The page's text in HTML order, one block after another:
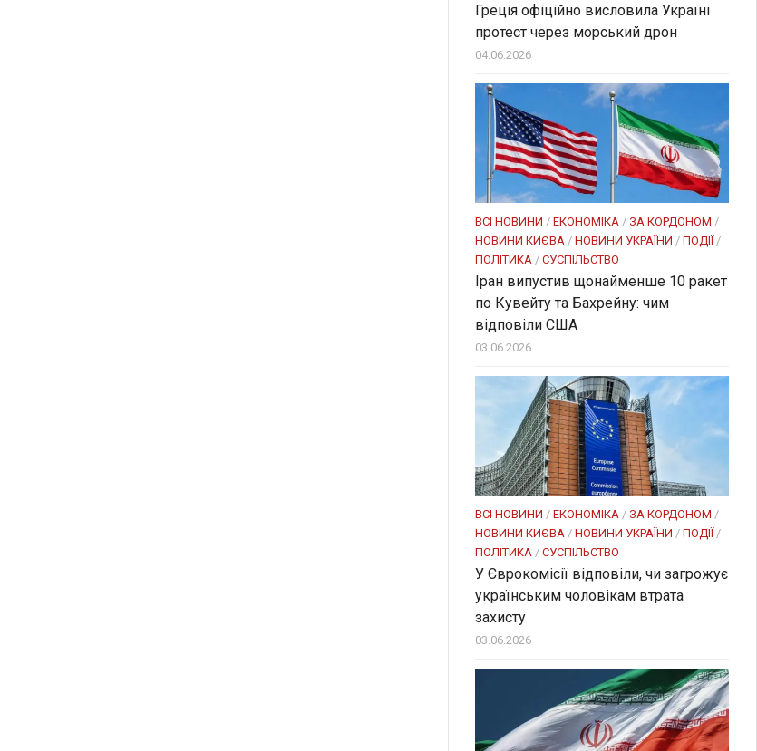
Греція офіційно висловила Україні
протест через морський дрон
04.06.2026
ВСІ НОВИНИ / ЕКОНОМІКА / ЗА КОРДОНОМ /
НОВИНИ КИЄВА / НОВИНИ УКРАЇНИ / ПОДІЇ /
ПОЛІТИКА / СУСПІЛЬСТВО
Іран випустив щонайменше 10 ракет
по Кувейту та Бахрейну: чим
відповіли США
03.06.2026
ВСІ НОВИНИ / ЕКОНОМІКА / ЗА КОРДОНОМ /
НОВИНИ КИЄВА / НОВИНИ УКРАЇНИ / ПОДІЇ /
ПОЛІТИКА / СУСПІЛЬСТВО
У Єврокомісії відповіли, чи загрожує
українським чоловікам втрата
захисту
03.06.2026